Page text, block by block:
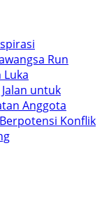
Run
untuk
Anggota
Konflik